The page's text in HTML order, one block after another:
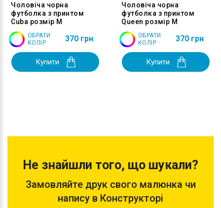
Чоловіча чорна
футболка з принтом
Cuba розмір M
ОБРАТИ
КОЛІР
370 грн
Купити
Чоловіча чорна
футболка з принтом
Queen розмір M
ОБРАТИ
КОЛІР
370 грн
Купити
Не знайшли того, що шукали?
Замовляйте друк свого малюнка чи
напису в Конструкторі